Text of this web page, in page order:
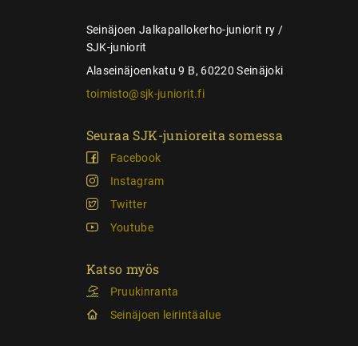
Seinäjoen Jalkapallokerho-juniorit ry /
SJK-juniorit
Alaseinäjoenkatu 9 B, 60220 Seinäjoki
toimisto@sjk-juniorit.fi
Seuraa SJK-junioreita somessa
Facebook
Instagram
Twitter
Youtube
Katso myös
Pruukinranta
Seinäjoen leirintäalue